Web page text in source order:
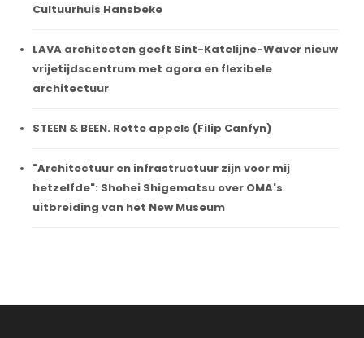
Cultuurhuis Hansbeke
LAVA architecten geeft Sint-Katelijne-Waver nieuw
vrijetijdscentrum met agora en flexibele
architectuur
STEEN & BEEN. Rotte appels (Filip Canfyn)
"Architectuur en infrastructuur zijn voor mij
hetzelfde": Shohei Shigematsu over OMA's
uitbreiding van het New Museum